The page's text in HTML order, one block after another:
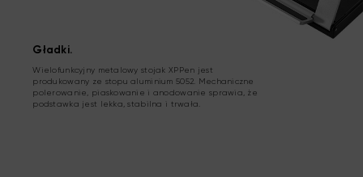
Gładki.
Wielofunkcyjny metalowy stojak XPPen jest
produkowany ze stopu aluminium 5052. Mechaniczne
polerowanie, piaskowanie i anodowanie sprawia, że
podstawka jest lekka, stabilna i trwała.